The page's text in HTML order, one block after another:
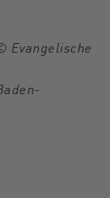
Evangelische